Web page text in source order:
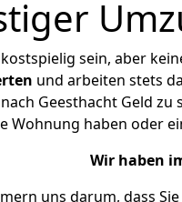
sein, aber
und arbeiten stets
Geesthacht Geld
Wohnung haben oder
Wir haben
uns darum, dass